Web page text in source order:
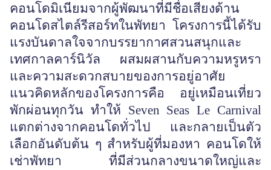
คอนโดมิเนียมจากผู้พัฒนาที่มีชื่อเสียงด้าน
คอนโดสไตล์รีสอร์ทในพัทยา โครงการนี้ได้รับ
แรงบันดาลใจจากบรรยากาศสวนสนุกและ
เทศกาลคาร์นิวัล ผสมผสานกับความหรูหรา
และความสะดวกสบายของการอยู่อาศัย
แนวคิดหลักของโครงการคือ อยู่เหมือนเที่ยว
พักผ่อนทุกวัน ทำให้ Seven Seas Le Carnival
แตกต่างจากคอนโดทั่วไป และกลายเป็นตัว
เลือกอันดับต้น ๆ สำหรับผู้ที่มองหา คอนโดให้
เช่าพัทยา ที่มีส่วนกลางขนาดใหญ่และ